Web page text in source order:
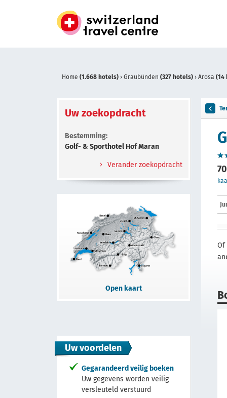
Home (1.668 hotels) › Graubünden (327 hotels) › Arosa (14
Uw zoekopdracht
Bestemming:
Golf- & Sporthotel Hof Maran
Verander zoekopdracht
Open kaart
Uw voordelen
Gegarandeerd veilig boeken
Uw gegevens worden veilig
versleuteld verstuurd
Of